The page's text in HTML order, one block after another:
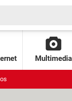
Multimedia